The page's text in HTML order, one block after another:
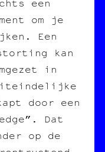
een
om je
Een
kan
in
door een
Dat
op de